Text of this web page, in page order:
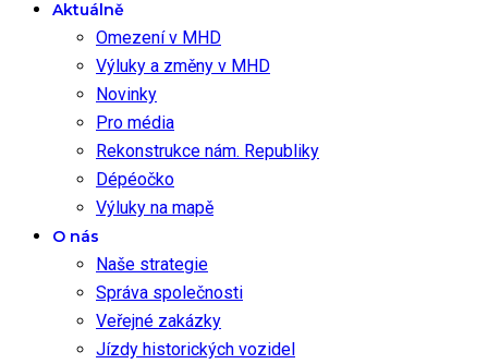
Aktuálně
Omezení v MHD
Výluky a změny v MHD
Novinky
Pro média
Rekonstrukce nám. Republiky
Dépéočko
Výluky na mapě
O nás
Naše strategie
Správa společnosti
Veřejné zakázky
Jízdy historických vozidel